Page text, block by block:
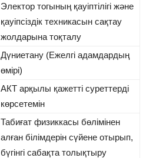
Электор тогының қауіптілігі және
қауіпсіздік техникасын сақтау
жолдарына тоқталу
Дүниетану (Ежелгі адамдардың
өмірі)
АКТ арқылы қажетті суреттерді
көрсетемін
Табиғат физиккасы бөлімінен
алған білімдерін сүйене отырып,
бүгінгі сабақта толықтыру